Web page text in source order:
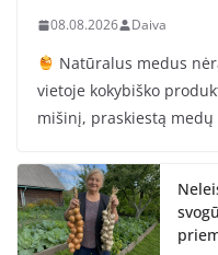
08.08.2026 Daiva
Natūralus medus
vietoje kokybiško
mišinį, praskiestą